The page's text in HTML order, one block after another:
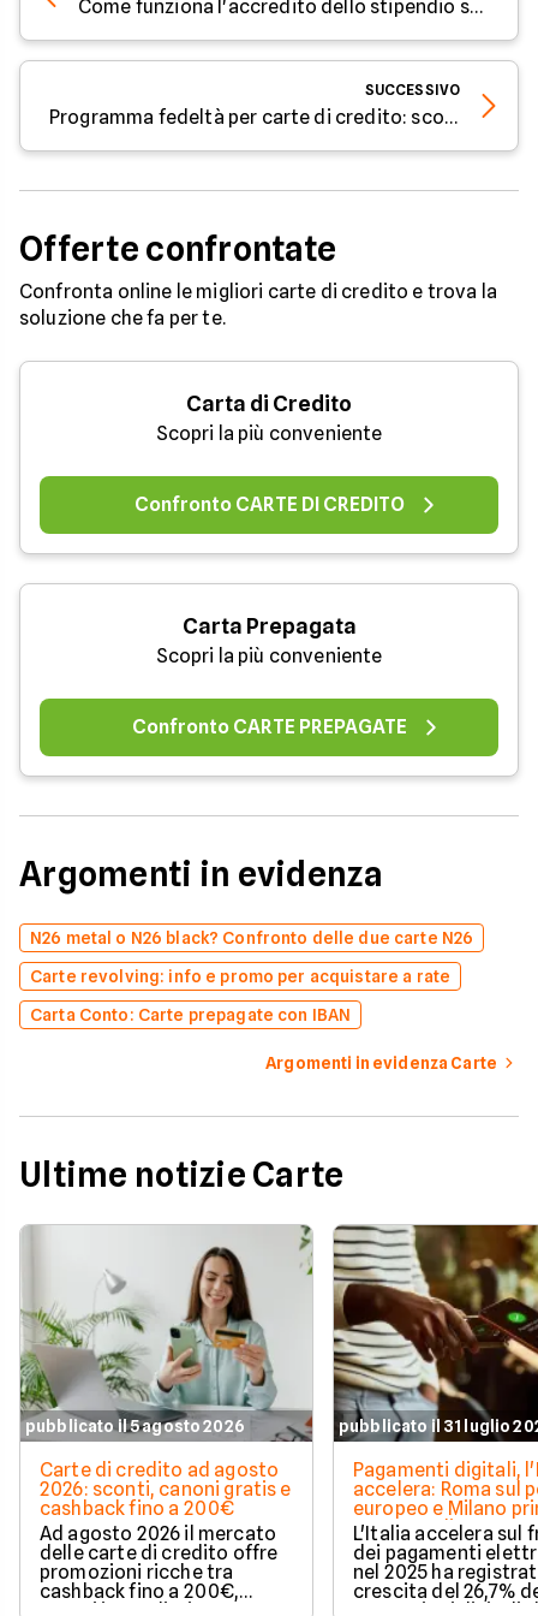
Come funziona l'accredito dello stipendio su carta prepagata
SUCCESSIVO
Programma fedeltà per carte di credito: sconti e vantaggi
Offerte confrontate
Confronta online le migliori carte di credito e trova la
soluzione che fa per te.
Carta di Credito
Scopri la più conveniente
Confronto CARTE DI CREDITO
Carta Prepagata
Scopri la più conveniente
Confronto CARTE PREPAGATE
Argomenti in evidenza
N26 metal o N26 black? Confronto delle due carte N26
Carte revolving: info e promo per acquistare a rate
Carta Conto: Carte prepagate con IBAN
Argomenti in evidenza Carte
Ultime notizie Carte
pubblicato il 5 agosto 2026
Carte di credito ad agosto
2026: sconti, canoni gratis e
cashback fino a 200€
Ad agosto 2026 il mercato
delle carte di credito offre
promozioni ricche tra
cashback fino a 200€,
sconti immediati e
pubblicato il 31 luglio
Pagamenti digitali,
accelera: Roma sul
europeo e Milano
spesa media
L'Italia accelera sul
dei pagamenti
nel 2025 ha
crescita del 26,7%
transazioni digitali.